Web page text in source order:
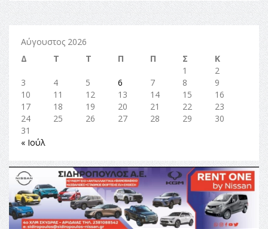
Αύγουστος 2026
Δ
Τ Τ Π Π Σ
Κ
1
2
3
4 5 6 7 8
9
10
11 12 13 14 15
16
17
18 19 20 21 22
23
24
25 26 27 28 29
30
31
« Ιούλ